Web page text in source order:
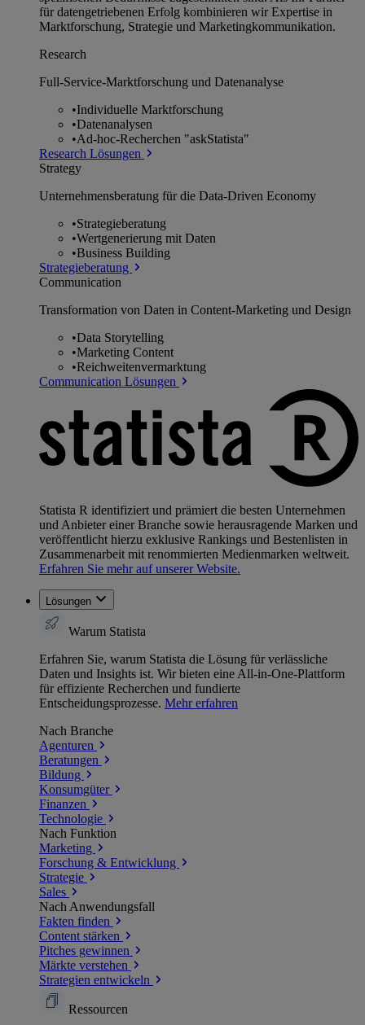
für datengetriebenen Erfolg kombinieren wir Expertise in
Marktforschung, Strategie und Marketingkommunikation.
Research
Full-Service-Marktforschung und Datenanalyse
•Individuelle Marktforschung
•Datenanalysen
•Ad-hoc-Recherchen "askStatista"
Research Lösungen
Strategy
Unternehmens­beratung für die Data-Driven Economy
•Strategieberatung
•Wertgenerierung mit Daten
•Business Building
Strategieberatung
Communication
Transformation von Daten in Content-Marketing und Design
•Data Storytelling
•Marketing Content
•Reichweitenvermarktung
Communication Lösungen
Statista R identifiziert und prämiert die besten Unternehmen
und Anbieter einer Branche sowie herausragende Marken und
veröffentlicht hierzu exklusive Rankings und Bestenlisten in
Zusammenarbeit mit renommierten Medienmarken weltweit.
Erfahren Sie mehr auf unserer Website.
Lösungen
Warum Statista
Erfahren Sie, warum Statista die Lösung für verlässliche
Daten und Insights ist. Wir bieten eine All-in-One-Plattform
für effiziente Recherchen und fundierte
Entscheidungsprozesse. Mehr erfahren
Nach Branche
Agenturen
Beratungen
Bildung
Konsumgüter
Finanzen
Technologie
Nach Funktion
Marketing
Forschung & Entwicklung
Strategie
Sales
Nach Anwendungsfall
Fakten finden
Content stärken
Pitches gewinnen
Märkte verstehen
Strategien entwickeln
Ressourcen